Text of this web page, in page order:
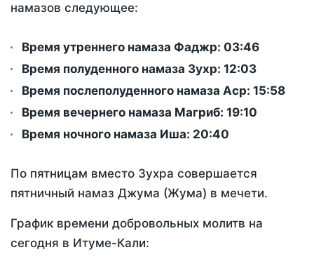
намазов следующее:
Время утреннего намаза Фаджр: 03:46
Время полуденного намаза Зухр: 12:03
Время послеполуденного намаза Аср: 15:58
Время вечернего намаза Магриб: 19:10
Время ночного намаза Иша: 20:40
По пятницам вместо Зухра совершается
пятничный намаз Джума (Жума) в мечети.
График времени добровольных молитв на
сегодня в Итуме-Кали: